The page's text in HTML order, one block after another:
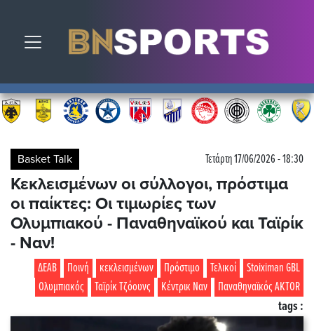
Toggle navigation
Basket Talk Τετάρτη 17/06/2026 - 18:30
Κεκλεισμένων οι σύλλογοι, πρόστιμα
οι παίκτες: Οι τιμωρίες των
Ολυμπιακού - Παναθηναϊκού και Ταϊρίκ
- Ναν!
Stoiximan GBL
Τελικοί
Πρόστιμο
κεκλεισμένων
Ποινή
ΔΕΑΒ
Παναθηναϊκός AKTOR
Κέντρικ Ναν
Ταϊρίκ Τζόουνς
Ολυμπιακός
tags :